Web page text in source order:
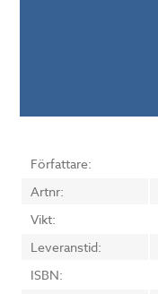
Författare:
Artnr:
Vikt:
Leveranstid:
ISBN: